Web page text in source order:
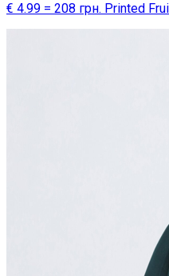
€ 4.99 = 208 грн. Printed